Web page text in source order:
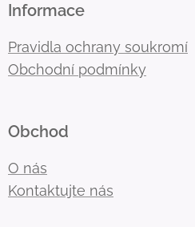
Informace
Pravidla ochrany soukromí
Obchodní podmínky
Obchod
O nás
Kontaktujte nás